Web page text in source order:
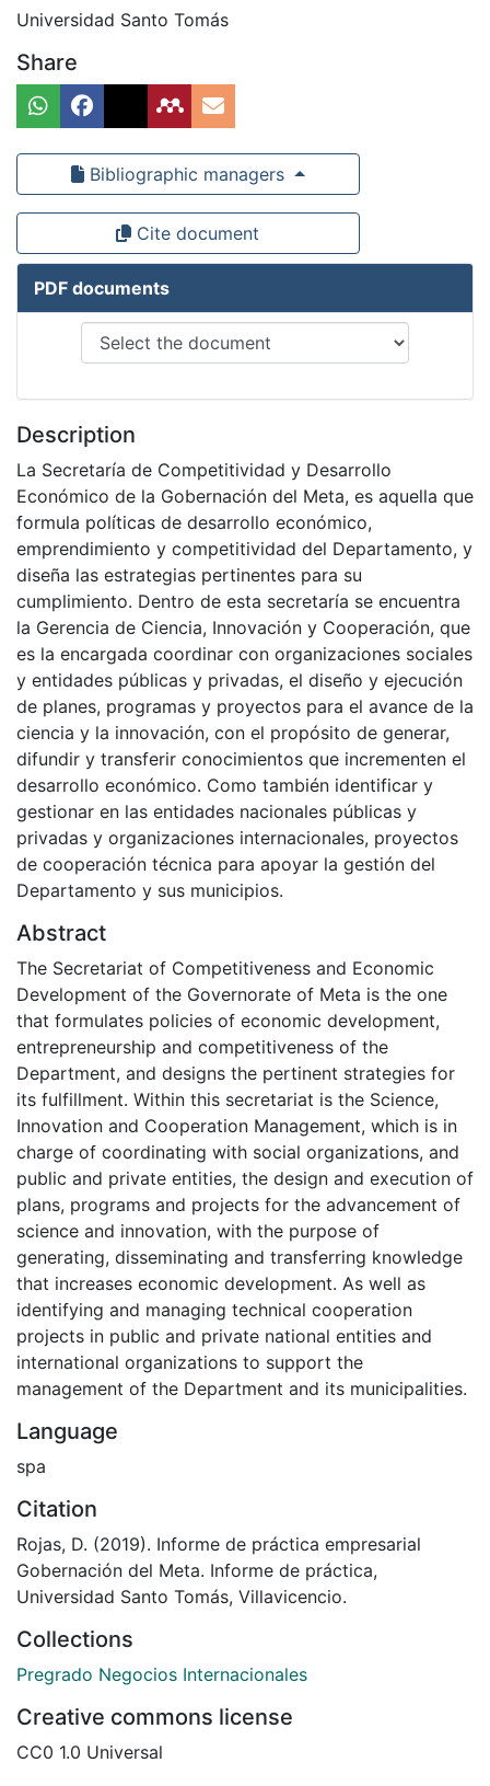
Universidad Santo Tomás
Share
Bibliographic managers
Cite document
PDF documents
Description
La Secretaría de Competitividad y Desarrollo
Económico de la Gobernación del Meta, es aquella que
formula políticas de desarrollo económico,
emprendimiento y competitividad del Departamento, y
diseña las estrategias pertinentes para su
cumplimiento. Dentro de esta secretaría se encuentra
la Gerencia de Ciencia, Innovación y Cooperación, que
es la encargada coordinar con organizaciones sociales
y entidades públicas y privadas, el diseño y ejecución
de planes, programas y proyectos para el avance de la
ciencia y la innovación, con el propósito de generar,
difundir y transferir conocimientos que incrementen el
desarrollo económico. Como también identificar y
gestionar en las entidades nacionales públicas y
privadas y organizaciones internacionales, proyectos
de cooperación técnica para apoyar la gestión del
Departamento y sus municipios.
Abstract
The Secretariat of Competitiveness and Economic
Development of the Governorate of Meta is the one
that formulates policies of economic development,
entrepreneurship and competitiveness of the
Department, and designs the pertinent strategies for
its fulfillment. Within this secretariat is the Science,
Innovation and Cooperation Management, which is in
charge of coordinating with social organizations, and
public and private entities, the design and execution of
plans, programs and projects for the advancement of
science and innovation, with the purpose of
generating, disseminating and transferring knowledge
that increases economic development. As well as
identifying and managing technical cooperation
projects in public and private national entities and
international organizations to support the
management of the Department and its municipalities.
Language
spa
Citation
Rojas, D. (2019). Informe de práctica empresarial
Gobernación del Meta. Informe de práctica,
Universidad Santo Tomás, Villavicencio.
Collections
Pregrado Negocios Internacionales
Creative commons license
CC0 1.0 Universal